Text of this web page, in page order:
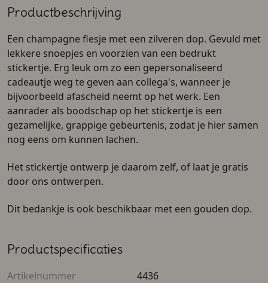
Productbeschrijving
Een champagne flesje met een zilveren dop. Gevuld met
lekkere snoepjes en voorzien van een bedrukt
stickertje. Erg leuk om zo een gepersonaliseerd
cadeautje weg te geven aan collega's, wanneer je
bijvoorbeeld afascheid neemt op het werk. Een
aanrader als boodschap op het stickertje is een
gezamelijke, grappige gebeurtenis, zodat je hier samen
nog eens om kunnen lachen.
Het stickertje ontwerp je daarom zelf, of laat je gratis
door ons ontwerpen.
Dit bedankje is ook beschikbaar met een gouden dop.
Productspecificaties
Artikelnummer
4436